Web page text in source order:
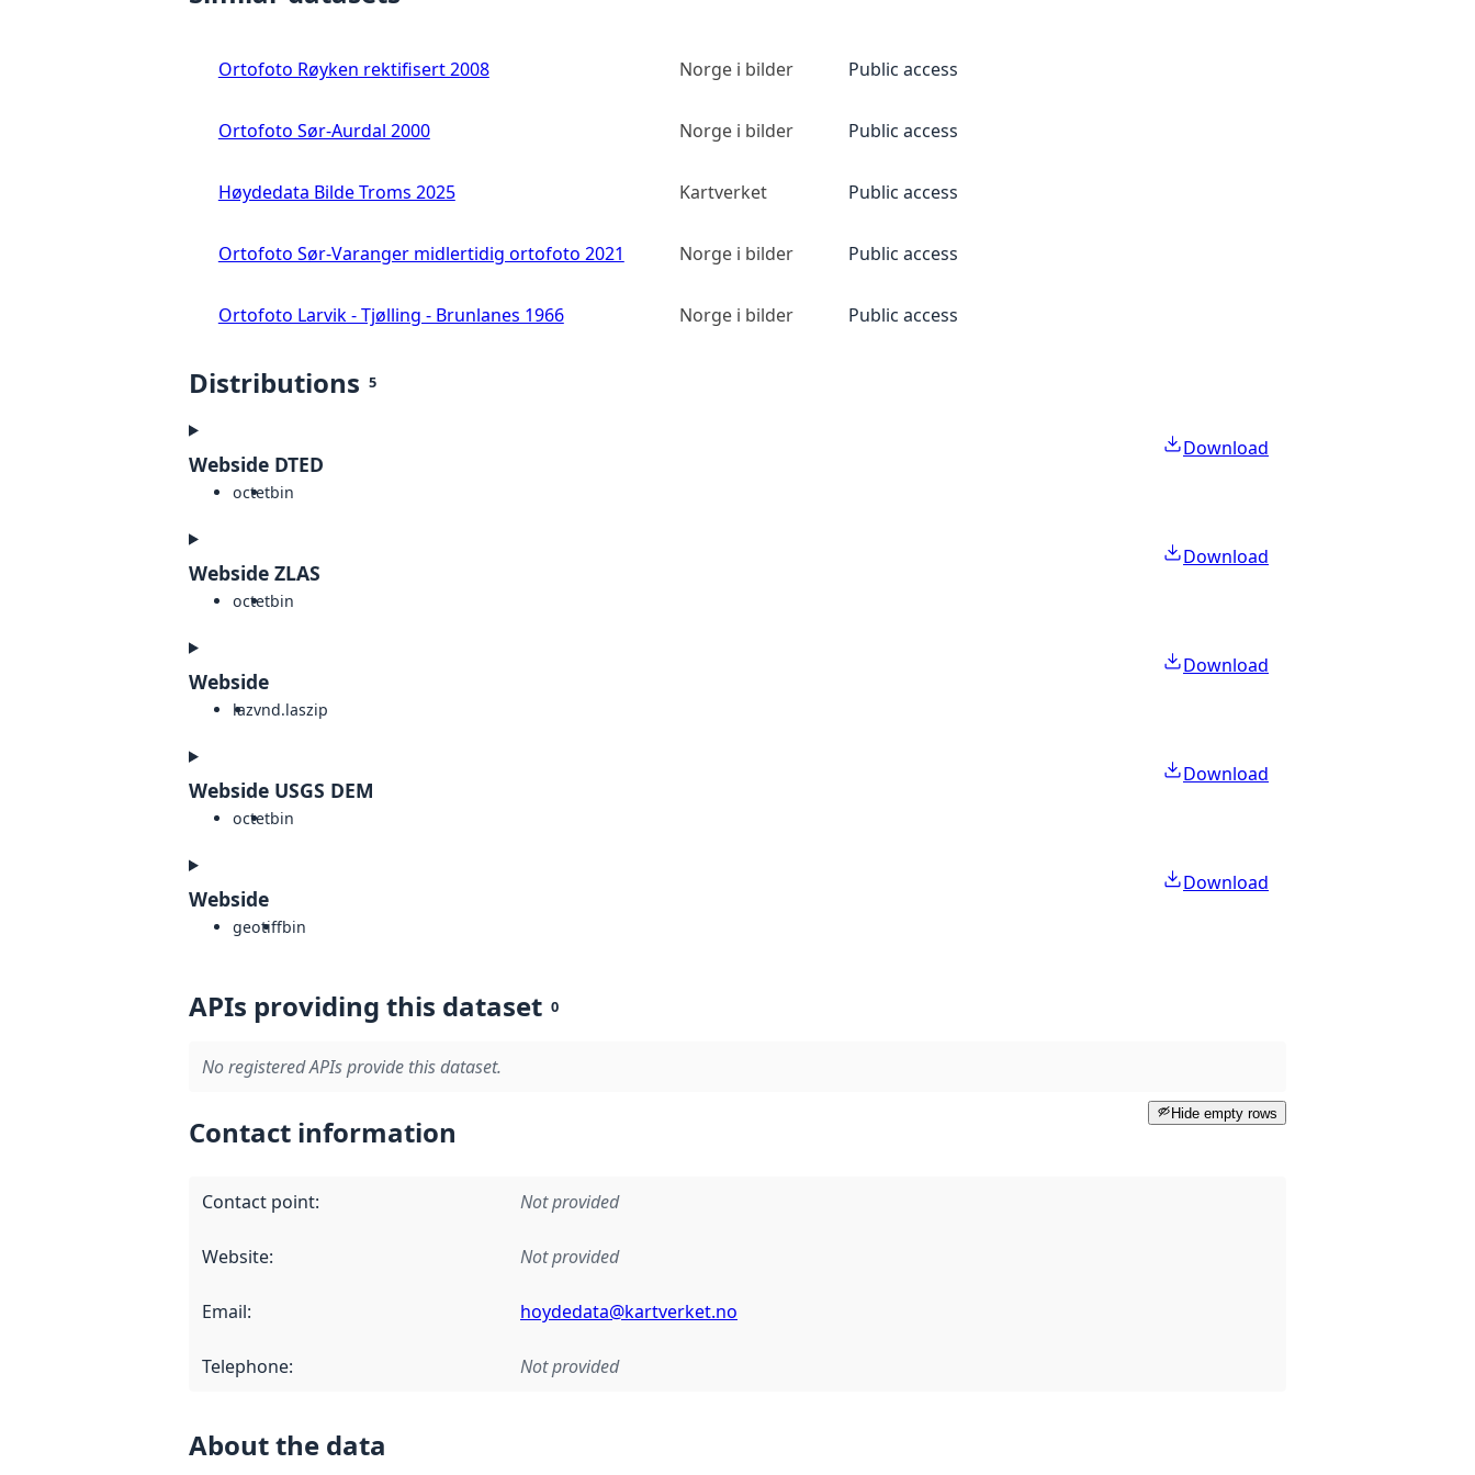
Ortofoto Røyken rektifisert 2008 Norge i bilder Public access
Ortofoto Sør-Aurdal 2000 Norge i bilder Public access
Høydedata Bilde Troms 2025 Kartverket Public access
Ortofoto Sør-Varanger midlertidig ortofoto 2021 Norge i bilder Public access
Ortofoto Larvik - Tjølling - Brunlanes 1966 Norge i bilder Public access
Distributions 5
Webside DTED
octetbin
Download
Webside ZLAS
octetbin
Download
Webside
lazvnd.laszip
Download
Webside USGS DEM
octetbin
Download
Webside
geotiffbin
Download
APIs providing this dataset 0
No registered APIs provide this dataset.
Hide empty rows
Contact information
Contact point: Not provided
Website: Not provided
Email: hoydedata@kartverket.no
Telephone: Not provided
About the data